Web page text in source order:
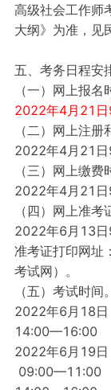
高级社会工作师
大纲》为准，见
五、考务日程安
（一）网上报名
2022年4月21
（二）网上注册
2022年4月21
（三）网上缴费
2022年4月21
（四）网上准考
2022年6月13
准考证打印网
考试网）。
（五）考试时间。
2022年6月18
14:00—16:00
2022年6月19
09:00—11:00